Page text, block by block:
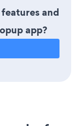
and
app?